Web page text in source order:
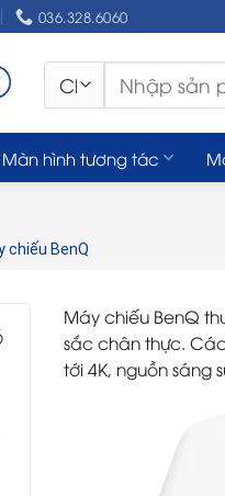
036.328.6060
Tìm
kiếm:
Màn hình tương tác
chiếu BenQ
Máy chiếu BenQ
sắc chân thực.
tới 4K, nguồn sáng